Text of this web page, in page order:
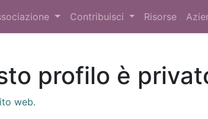
Contribuisci Risorse
profilo è
web.